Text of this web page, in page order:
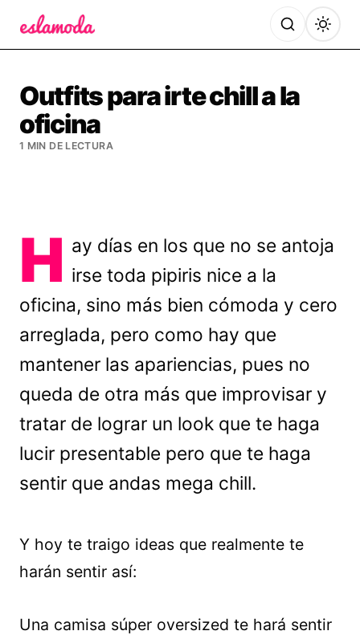
Outfits para irte chill a la
oficina
1 MIN DE LECTURA
H ay días en los que no se antoja
irse toda pipiris nice a la
oficina, sino más bien cómoda y cero
arreglada, pero como hay que
mantener las apariencias, pues no
queda de otra más que improvisar y
tratar de lograr un look que te haga
lucir presentable pero que te haga
sentir que andas mega chill.
Y hoy te traigo ideas que realmente te
harán sentir así:
Una camisa súper oversized te hará sentir